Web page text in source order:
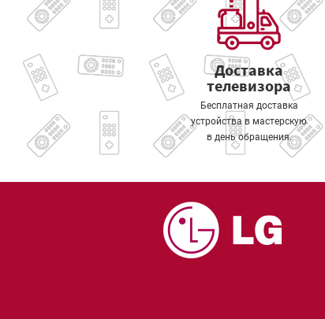
Доставка
телевизора
Бесплатная доставка
устройства в мастерскую
в день обращения.